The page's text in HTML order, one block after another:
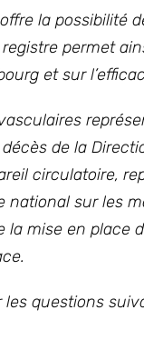
la
permet
et sur
de la
circulatoire,
national sur
mise en place
questions